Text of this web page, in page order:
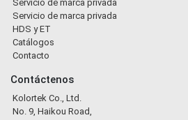
Servicio de marca privada
Servicio de marca privada
HDS y ET
Catálogos
Contacto
Contáctenos
Kolortek Co., Ltd.
No. 9, Haikou Road,